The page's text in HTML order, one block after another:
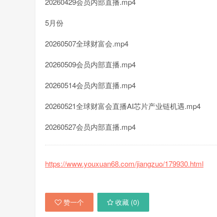
5月份
20260507全球财富会.mp4
20260509会员内部直播.mp4
20260514会员內部直播.mp4
20260521全球财富会直播AI芯片产业链机遇.mp4
20260527会员内部直播.mp4
https://www.youxuan68.com/jiangzuo/179930.html
赞一个 收藏 (0)